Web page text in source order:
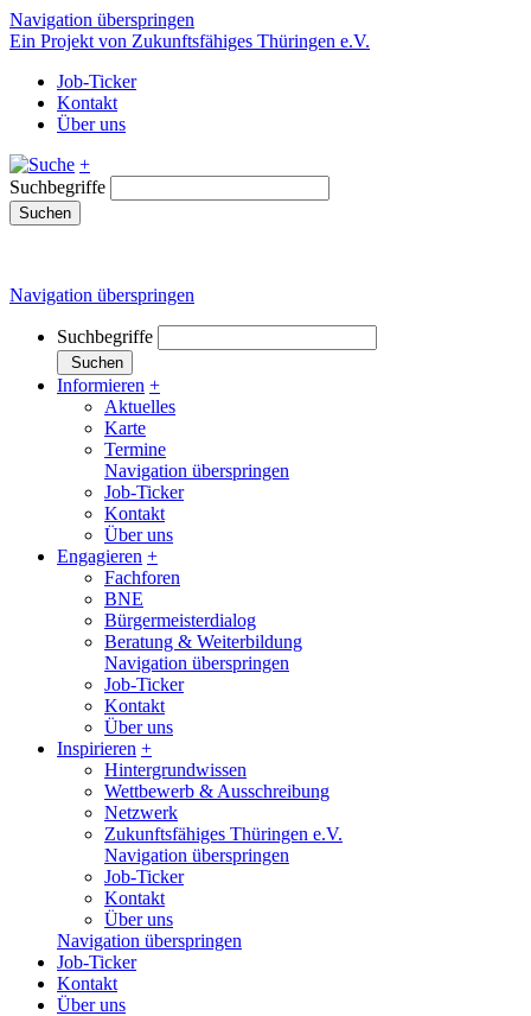
Navigation überspringen
Ein Projekt von Zukunftsfähiges Thüringen e.V.
Job-Ticker
Kontakt
Über uns
+
Suchbegriffe
Suchen
Navigation überspringen
Suchbegriffe
Suchen
Informieren +
Aktuelles
Karte
Termine
Navigation überspringen
Job-Ticker
Kontakt
Über uns
Engagieren +
Fachforen
BNE
Bürgermeisterdialog
Beratung & Weiterbildung
Navigation überspringen
Job-Ticker
Kontakt
Über uns
Inspirieren +
Hintergrundwissen
Wettbewerb & Ausschreibung
Netzwerk
Zukunftsfähiges Thüringen e.V.
Navigation überspringen
Job-Ticker
Kontakt
Über uns
Navigation überspringen
Job-Ticker
Kontakt
Über uns